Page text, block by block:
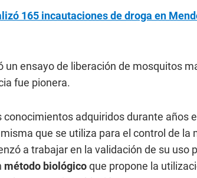
165 incautaciones de droga en
un ensayo de liberación de mosquitos
fue pionera.
adquiridos durante años
misma que se utiliza para el control de la
a trabajar en la validación de su uso
método biológicoque propone la